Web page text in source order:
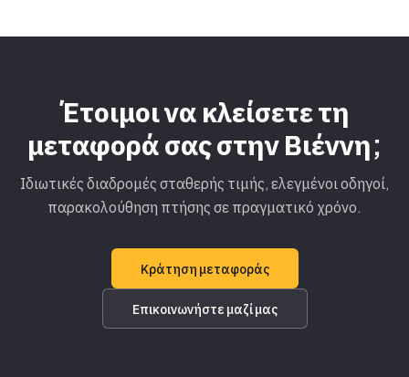
Έτοιμοι να κλείσετε τη
μεταφορά σας στην Βιέννη;
Ιδιωτικές διαδρομές σταθερής τιμής, ελεγμένοι οδηγοί,
παρακολούθηση πτήσης σε πραγματικό χρόνο.
Κράτηση μεταφοράς
Επικοινωνήστε μαζί μας